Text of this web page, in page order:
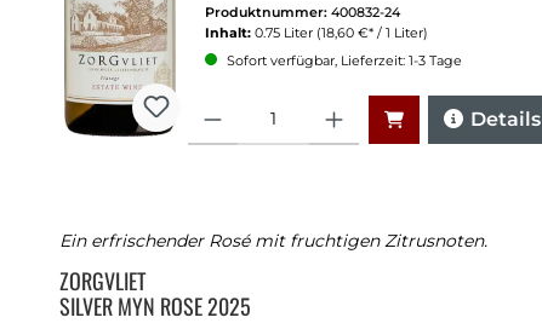
Produktnummer: 400832-24
Inhalt: 0.75 Liter (18,60 €* / 1 Liter)
Sofort verfügbar, Lieferzeit: 1-3 Tage
Details
Ein erfrischender Rosé mit fruchtigen Zitrusnoten.
ZORGVLIET
SILVER MYN ROSE 2025